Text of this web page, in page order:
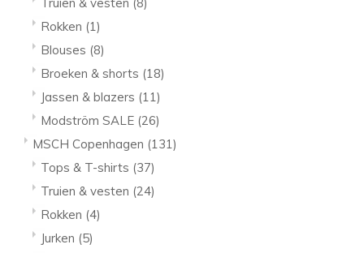
Rokken (1)
Blouses (8)
Broeken & shorts (18)
Jassen & blazers (11)
Modström SALE (26)
MSCH Copenhagen (131)
Tops & T-shirts (37)
Truien & vesten (24)
Rokken (4)
Jurken (5)